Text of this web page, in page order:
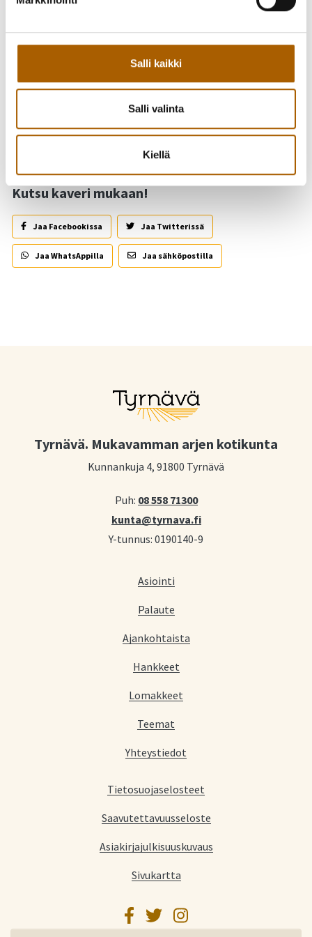
Salli kaikki
Salli valinta
Kiellä
lammaspaimenista. Kyläyhdistyksen lettupisteestä saat
toimintaa! Mukana menossa ovat myös Nouseva
Rannikkoseutu ry "Norsu" sekä Tyrnävän kunta, joka tarjoaa
hienon toimintaympäristön kevätkirmaukselle.
Kutsu kaveri mukaan!
Jaa Facebookissa Jaa Twitterissä
Jaa WhatsAppilla Jaa sähköpostilla
Tyrnävä. Mukavamman arjen kotikunta
Kunnankuja 4, 91800 Tyrnävä
Puh: 08 558 71300
kunta@tyrnava.fi
Y-tunnus: 0190140-9
Asiointi
Palaute
Ajankohtaista
Hankkeet
Lomakkeet
Teemat
Yhteystiedot
Tietosuojaselosteet
Saavutettavuusseloste
Asiakirjajulkisuuskuvaus
Sivukartta
Facebook
TwitterInstagram